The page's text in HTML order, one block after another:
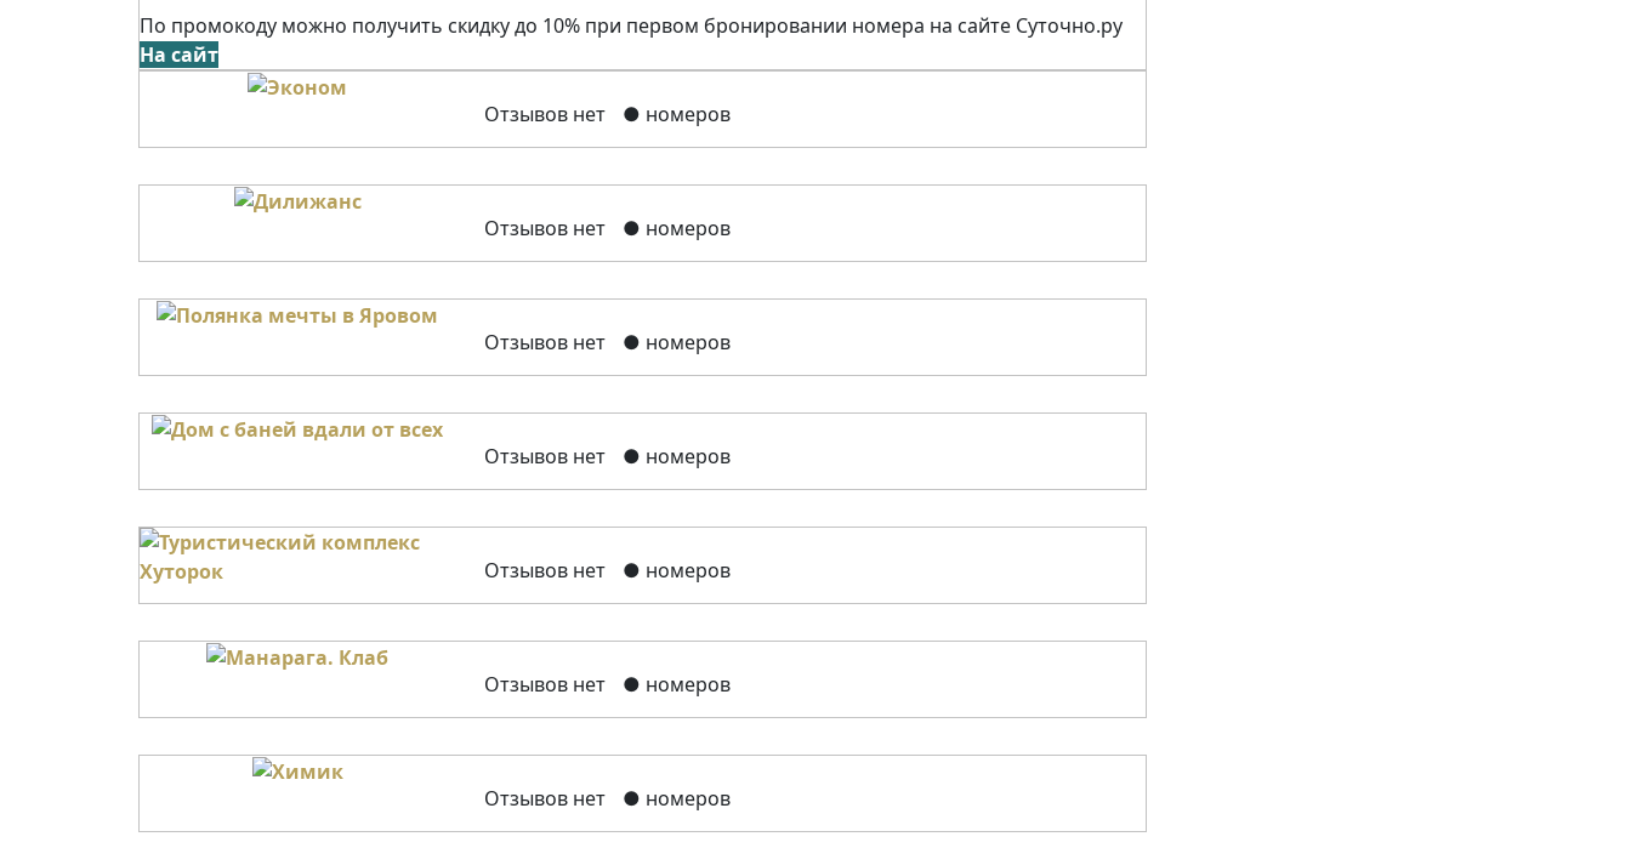
По промокоду можно получить скидку до 10% при первом бронировании номера на сайте Суточно.ру
На сайт
Отзывов нет ● номеров
Отзывов нет ● номеров
Отзывов нет ● номеров
Отзывов нет ● номеров
Отзывов нет ● номеров
Отзывов нет ● номеров
Отзывов нет ● номеров